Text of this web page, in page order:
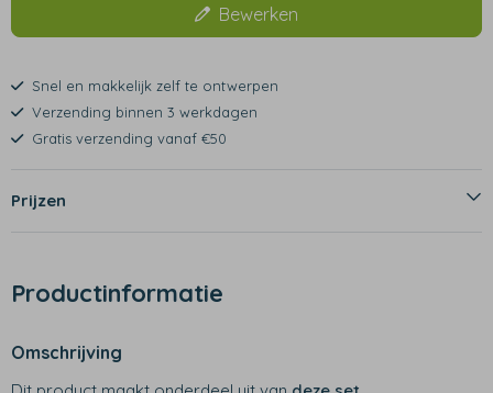
Bewerken
Snel en makkelijk zelf te ontwerpen
Verzending binnen 3 werkdagen
Gratis verzending vanaf €50
Prijzen
Productinformatie
Omschrijving